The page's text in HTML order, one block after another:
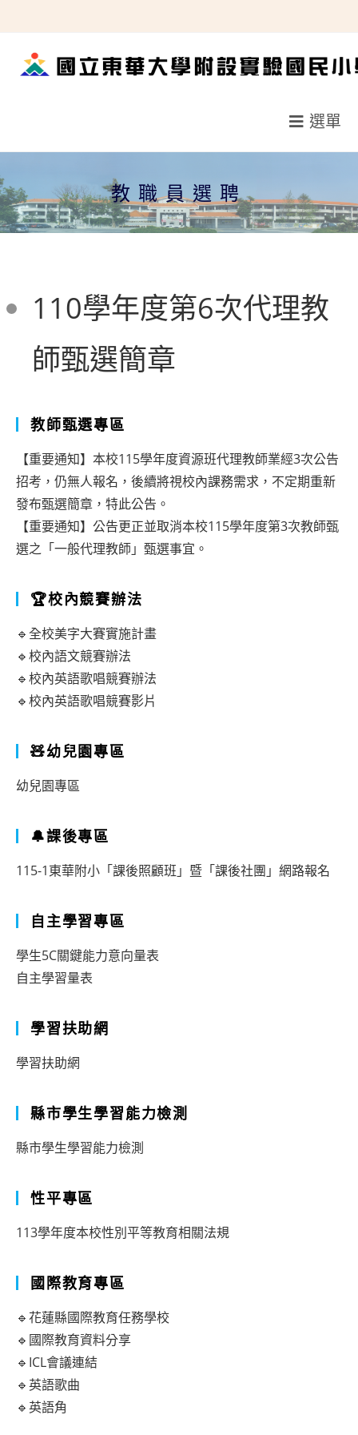
轉
選單
教職員選聘
110學年度第6次代理教
師甄選簡章
教師甄選專區
【重要通知】本校115學年度資源班代理教師業經3次公告
招考，仍無人報名，後續將視校內課務需求，不定期重新
發布甄選簡章，特此公告。
【重要通知】公告更正並取消本校115學年度第3次教師甄
選之「一般代理教師」甄選事宜。
🏆校內競賽辦法
🔹全校美字大賽實施計畫
🔹校內語文競賽辦法
🔹校內英語歌唱競賽辦法
🔹校內英語歌唱競賽影片
🧸幼兒園專區
幼兒園專區
🔔課後專區
115-1東華附小「課後照顧班」暨「課後社團」網路報名
自主學習專區
學生5C關鍵能力意向量表
自主學習量表
學習扶助網
學習扶助網
縣市學生學習能力檢測
縣市學生學習能力檢測
性平專區
113學年度本校性別平等教育相關法規
國際教育專區
🔹花蓮縣國際教育任務學校
🔹國際教育資料分享
🔹ICL會議連結
🔹英語歌曲
🔹英語角